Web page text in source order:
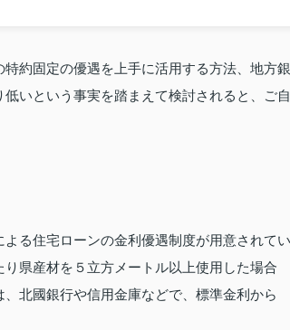
約固定の優遇を上手に活用する方法、地方銀
いという事実を踏まえて検討されると、ご自
る住宅ローンの金利優遇制度が用意されてい
県産材を５立方メートル以上使用した場合
北國銀行や信用金庫などで、標準金利から